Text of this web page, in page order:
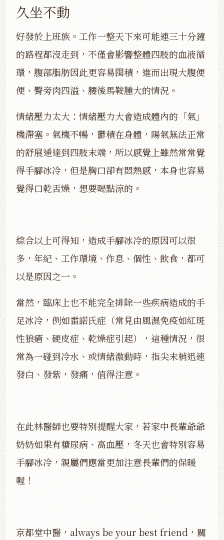
久坐不動
好發於上班族。工作一整天下來可能連三十分鐘
的路程都沒走到，不僅會影響整體四肢的血液循
環，腹部脂肪因此更容易囤積，進而出現大腹便
便、臀旁肉四溢、腰後馬鞍腫大的情況。
情緒壓力太大：情緒壓力大會造成體內的「氣」
機滯塞。氣機不暢，鬱積在身體，陽氣無法正常
的舒展通達到四肢末端，所以感覺上雖然常常覺
得手腳冰冷，但是胸口卻有悶熱感，本身也容易
覺得口乾舌燥，想要喝點涼的。
綜合以上可得知，造成手腳冰冷的原因可以很
多，年紀、工作環境、作息、個性、飲食，都可
以是原因之一。
當然，臨床上也不能完全排除一些疾病造成的手
足冰冷，例如雷諾氏症（常見由風濕免疫如紅斑
性狼瘡、硬皮症、乾燥症引起），這種情況，很
常為一碰到冷水、或情緒激動時，指尖末梢迅速
發白、發紫，發痛，值得注意。
在此林醫師也要特別提醒大家，若家中長輩爺爺
奶奶如果有糖尿病、高血壓，冬天也會特別容易
手腳冰冷，親屬們應當更加注意長輩們的保暖
喔！
京都堂中醫，always be your best friend，關